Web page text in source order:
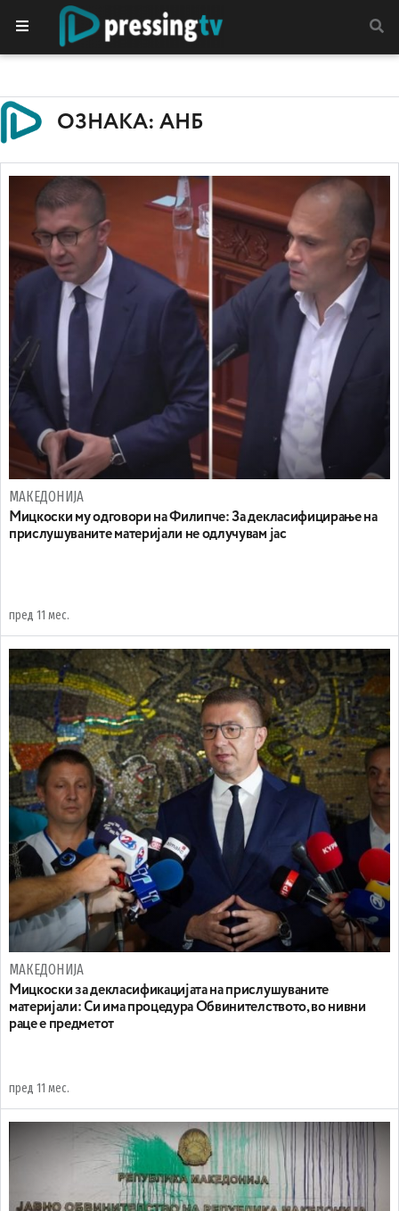
ОЗНАКА: АНБ
МАКЕДОНИЈА
Мицкоски му одговори на Филипче: За декласифицирање на
прислушуваните материјали не одлучувам јас
пред 11 мес.
МАКЕДОНИЈА
Мицкоски за декласификацијата на прислушуваните
материјали: Си има процедура Обвинителството, во нивни
раце е предметот
пред 11 мес.